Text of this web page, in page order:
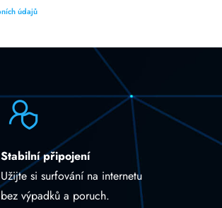
údajů
Stabilní připojení
Užijte si surfování na internetu
bez výpadků a poruch.